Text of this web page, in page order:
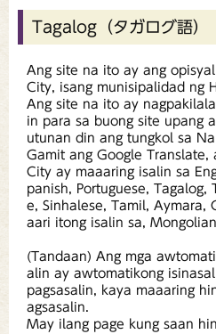
Tagalog（タガログ語）
Ang site na ito ay ang
City, isang munisipalidad ng
Ang site na ito ay
in para sa buong site upang
utunan din ang tungkol sa
Gamit ang Google Translate,
City ay maaaring isalin sa
panish, Portuguese,
e, Sinhalese, Tamil, Aymara,
aari itong isalin sa,
(Tandaan) Ang mga
alin ay awtomatikong
pagsasalin, kaya maaaring
agsasalin.
May ilang page kung saan